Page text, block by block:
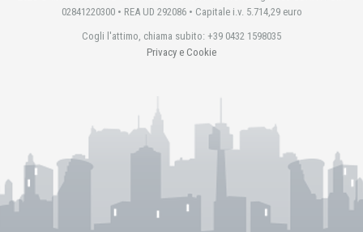
02841220300 • REA UD 292086 • Capitale i.v. 5.714,29 euro
Cogli l'attimo, chiama subito: +39 0432 1598035
Privacy e Cookie